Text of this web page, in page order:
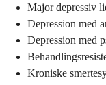
Major depressiv
Depression med
Depression med
Kroniske